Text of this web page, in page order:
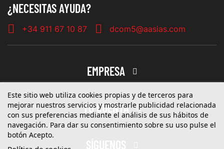
¿NECESITAS AYUDA?
+34 911 67 10 87 dcom5@aasias.com
EMPRESA
TU CUENTA
Este sitio web utiliza cookies propias y de terceros para
mejorar nuestros servicios y mostrarle publicidad relacionada
con sus preferencias mediante el análisis de sus hábitos de
navegación. Para dar su consentimiento sobre su uso pulse el
botón Acepto.